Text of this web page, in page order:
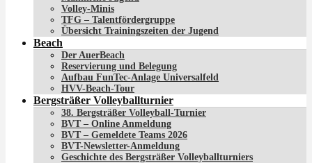
Volley-Minis
TFG – Talentfördergruppe
Übersicht Trainingszeiten der Jugend
Beach
Der AuerBeach
Reservierung und Belegung
Aufbau FunTec-Anlage Universalfeld
HVV-Beach-Tour
Bergsträßer Volleyballturnier
38. Bergsträßer Volleyball-Turnier
BVT – Online Anmeldung
BVT – Gemeldete Teams 2026
BVT-Newsletter-Anmeldung
Geschichte des Bergsträßer Volleyballturniers